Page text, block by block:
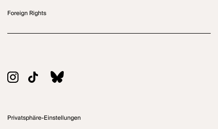
Foreign Rights
Privatsphäre-Einstellungen